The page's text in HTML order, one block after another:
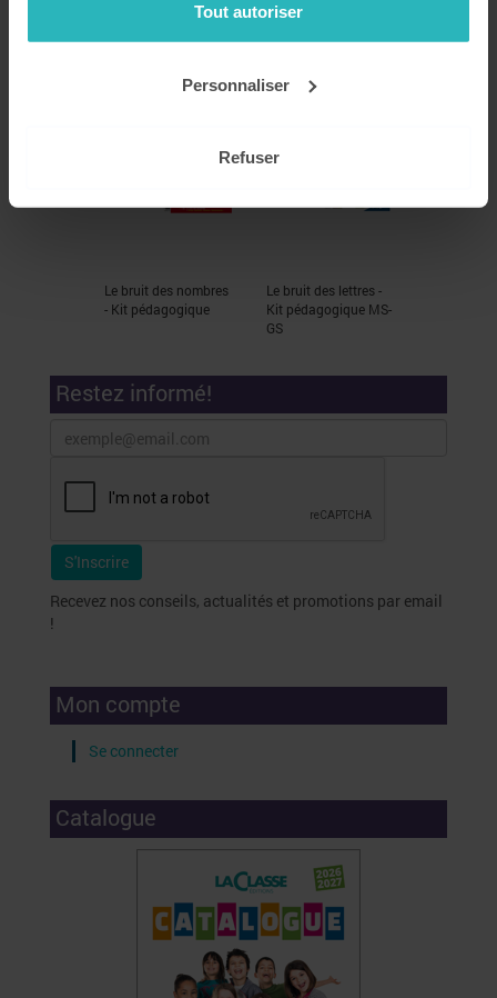
Tout autoriser
Personnaliser
Refuser
Nous vous proposons également
Le bruit des nombres
- Kit pédagogique
Le bruit des lettres -
Kit pédagogique MS-
GS
Restez informé!
Recevez nos conseils, actualités et promotions par email
!
Mon compte
Se connecter
Catalogue